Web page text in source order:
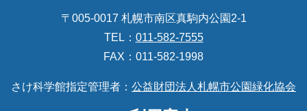
〒005-0017 札幌市南区真駒内公園2-1
TEL： 011-582-7555
FAX：011-582-1998
さけ科学館指定管理者： 公益財団法人札幌市公園緑化協会